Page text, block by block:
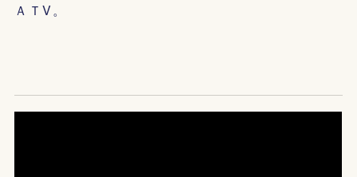
ＡＴV。